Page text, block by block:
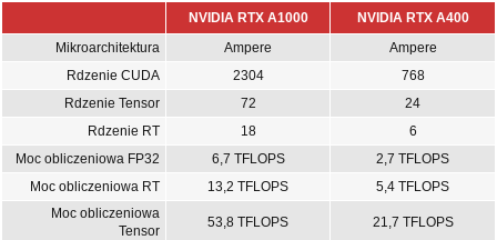
NVIDIA RTX A1000
NVIDIA RTX A400
Mikroarchitektura
Ampere
Ampere
Rdzenie CUDA
2304
768
Rdzenie Tensor
72
24
Rdzenie RT
18
6
Moc obliczeniowa FP32
6,7 TFLOPS
2,7 TFLOPS
Moc obliczeniowa RT
13,2 TFLOPS
5,4 TFLOPS
Moc obliczeniowa
Tensor
53,8 TFLOPS 21,7 TFLOPS